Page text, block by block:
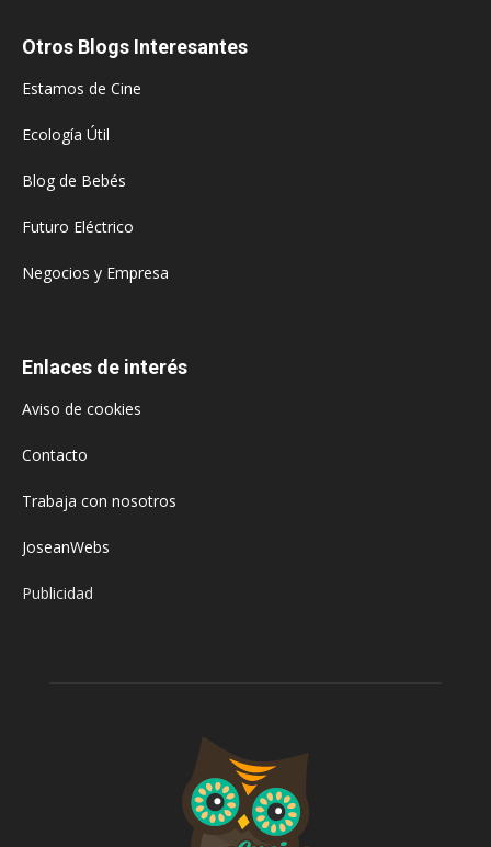
Otros Blogs Interesantes
Estamos de Cine
Ecología Útil
Blog de Bebés
Futuro Eléctrico
Negocios y Empresa
Enlaces de interés
Aviso de cookies
Contacto
Trabaja con nosotros
JoseanWebs
Publicidad